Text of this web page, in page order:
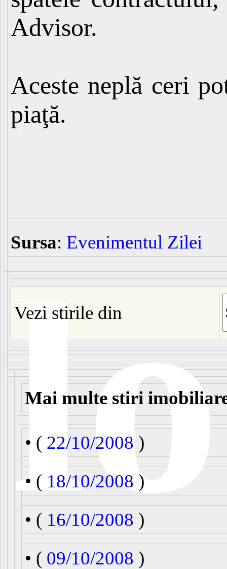
Advisor.
Aceste neplă ceri
piaţă.
Sursa: Evenimentul Zilei
Vezi stirile din
Mai multe stiri
• ( 22/10/2008 )
• ( 18/10/2008 )
• ( 16/10/2008 )
• ( 09/10/2008 )